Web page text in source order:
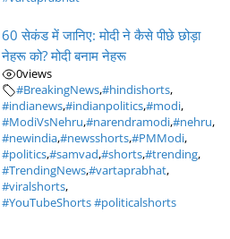
60 सेकंड में जानिए: मोदी ने कैसे पीछे छोड़ा
नेहरू को? मोदी बनाम नेहरू
0views
#BreakingNews,#hindishorts,
#indianews,#indianpolitics,#modi,
#ModiVsNehru,#narendramodi,#nehru,
#newindia,#newsshorts,#PMModi,
#politics,#samvad,#shorts,#trending,
#TrendingNews,#vartaprabhat,
#viralshorts,
#YouTubeShorts #politicalshorts